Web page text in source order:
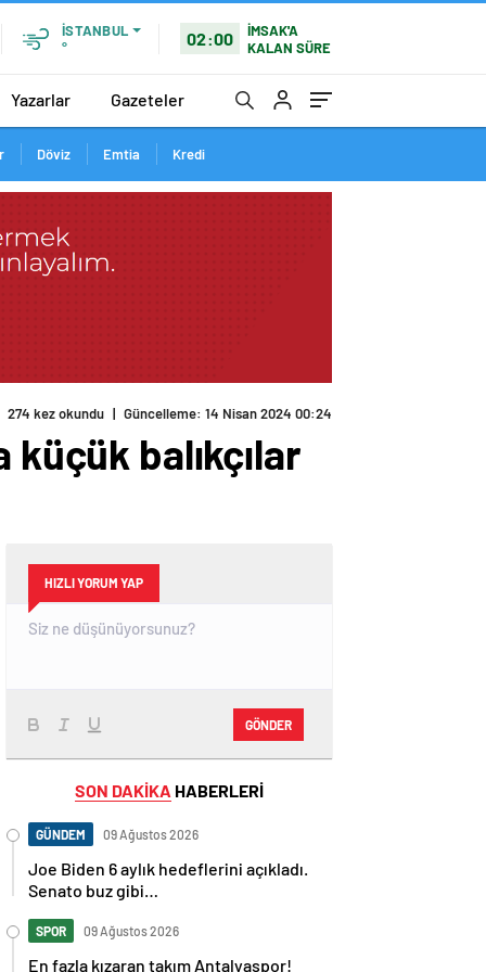
İSTANBUL
°
02:00
İMSAK'A
KALAN SÜRE
Yazarlar Gazeteler
Döviz Emtia Kredi
274 kez okundu | Güncelleme: 14 Nisan 2024 00:24
balıkçılar
HIZLI YORUM YAP
GÖNDER
SON DAKİKA HABERLERİ
GÜNDEM 09 Ağustos 2026
Joe Biden 6 aylık hedeflerini açıkladı.
Senato buz gibi…
SPOR 09 Ağustos 2026
En fazla kızaran takım Antalyaspor!